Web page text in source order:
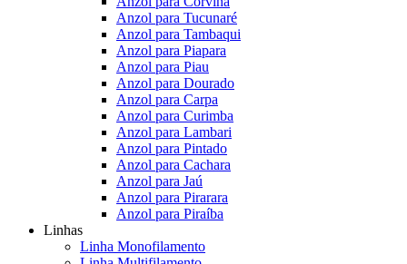
Anzol para Tucunaré
Anzol para Tambaqui
Anzol para Piapara
Anzol para Piau
Anzol para Dourado
Anzol para Carpa
Anzol para Curimba
Anzol para Lambari
Anzol para Pintado
Anzol para Cachara
Anzol para Jaú
Anzol para Pirarara
Anzol para Piraíba
Linhas
Linha Monofilamento